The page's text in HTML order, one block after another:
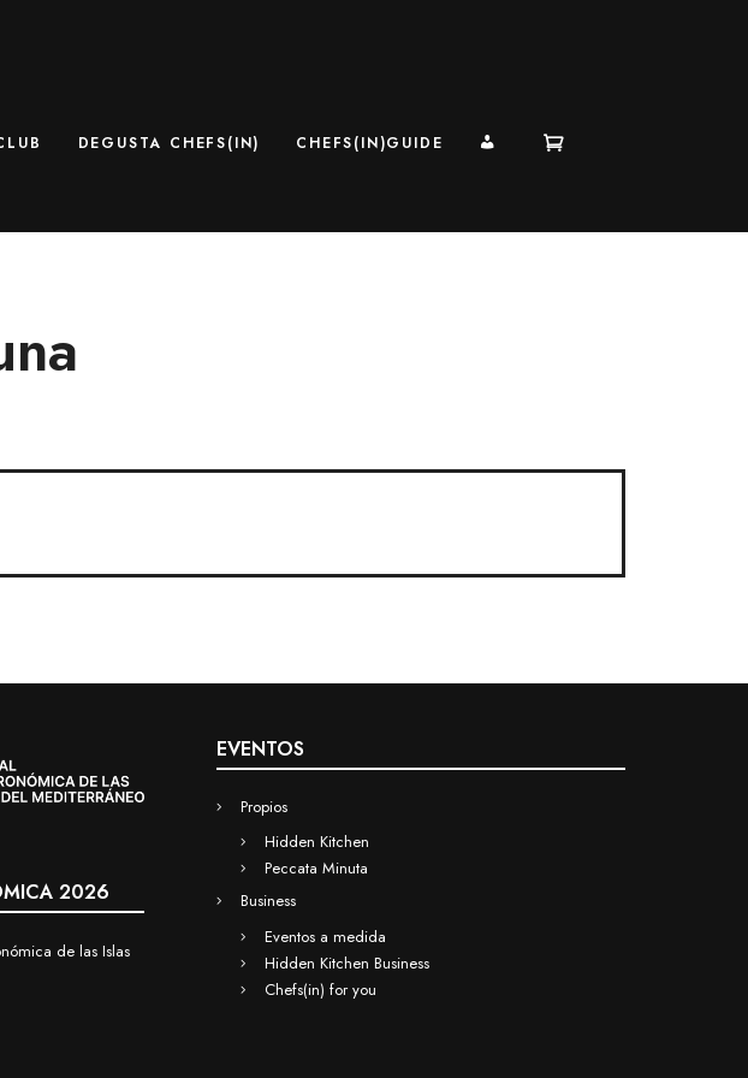
DEGUSTA CHEFS(IN) CHEFS(IN)GUIDE MI CUENTA
2026
de las Islas
EVENTOS
Propios
Hidden Kitchen
Peccata Minuta
Business
Eventos a medida
Hidden Kitchen Business
Chefs(in) for you